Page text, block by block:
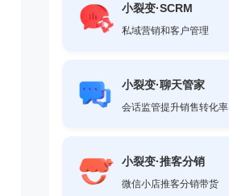
小裂变·SCRM
私域营销和客户管理
小裂变·聊天管家
会话监管提升销售转化率
小裂变·推客分销
微信小店推客分销带货